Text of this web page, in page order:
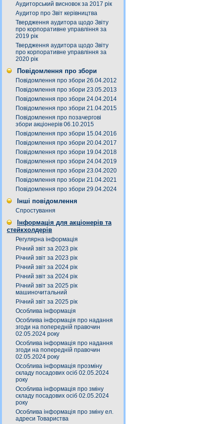
Аудиторський висновок за 2017 рік
Аудитор про Звіт керівництва
Твердження аудитора щодо Звіту
про корпоративне управління за
2019 рік
Твердження аудитора щодо Звіту
про корпоративне управління за
2020 рік
Повідомлення про збори
Повідомлення про збори 26.04.2012
Повідомлення про збори 23.05.2013
Повідомлення про збори 24.04.2014
Повідомлення про збори 21.04.2015
Повідомлення про позачергові
збори акціонерів 06.10.2015
Повідомлення про збори 15.04.2016
Повідомлення про збори 20.04.2017
Повідомлення про збори 19.04.2018
Повідомлення про збори 24.04.2019
Повідомлення про збори 23.04.2020
Повідомлення про збори 21.04.2021
Повідомлення про збори 29.04.2024
Інші повідомлення
Спростування
Інформація для акціонерів та
стейкхолдерів
Регулярна інформація
Річний звіт за 2023 рік
Річний звіт за 2023 рік
Річний звіт за 2024 рік
Річний звіт за 2024 рік
Річний звіт за 2025 рік
машиночитальний
Річний звіт за 2025 рік
Особлива інформація
Особлива інформація про надання
згоди на попередній правочин
02.05.2024 року
Особлива інформація про надання
згоди на попередній правочин
02.05.2024 року
Особлива інформація прозміну
складу посадових осіб 02.05.2024
року
Особлива інформація про зміну
складу посадових осіб 02.05.2024
року
Особлива інформація про зміну ел.
адреси Товариства